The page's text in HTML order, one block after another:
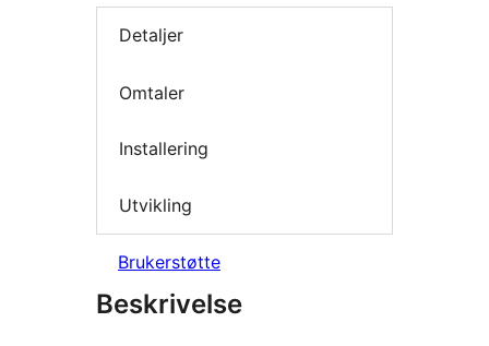
Detaljer
Omtaler
Installering
Utvikling
Brukerstøtte
Beskrivelse